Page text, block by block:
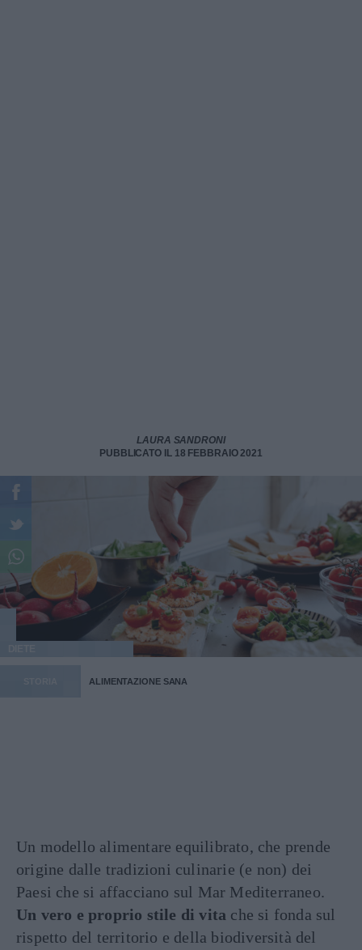
LAURA SANDRONI
PUBBLICATO IL 18 FEBBRAIO 2021
ALIMENTAZIONE SANA
Un modello alimentare equilibrato, che prende
origine dalle tradizioni culinarie (e non) dei
Paesi che si affacciano sul Mar Mediterraneo.
Un vero e proprio stile di vita che si fonda sul
rispetto del territorio e della biodiversità del